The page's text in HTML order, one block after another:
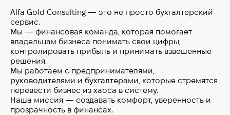
Alfa Gold Consulting — это не просто бухгалтерский
сервис.
Мы — финансовая команда, которая помогает
владельцам бизнеса понимать свои цифры,
контролировать прибыль и принимать взвешенные
решения.
Мы работаем с предпринимателями,
руководителями и бухгалтерами, которые стремятся
перевести бизнес из хаоса в систему.
Наша миссия — создавать комфорт, уверенность и
прозрачность в финансах.